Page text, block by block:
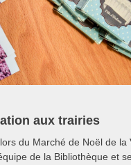
aux trairies
du Marché de Noël de la
de la Bibliothèque et